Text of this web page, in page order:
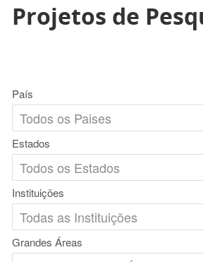
Projetos de
País
Estados
Instituições
Grandes Áreas